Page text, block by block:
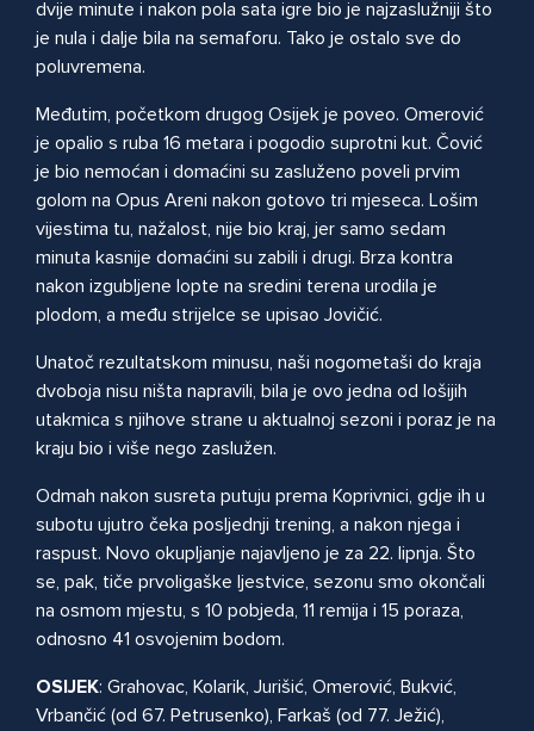
dvije minute i nakon pola sata igre bio je najzaslužniji što
je nula i dalje bila na semaforu. Tako je ostalo sve do
poluvremena.
Međutim, početkom drugog Osijek je poveo. Omerović
je opalio s ruba 16 metara i pogodio suprotni kut. Čović
je bio nemoćan i domaćini su zasluženo poveli prvim
golom na Opus Areni nakon gotovo tri mjeseca. Lošim
vijestima tu, nažalost, nije bio kraj, jer samo sedam
minuta kasnije domaćini su zabili i drugi. Brza kontra
nakon izgubljene lopte na sredini terena urodila je
plodom, a među strijelce se upisao Jovičić.
Unatoč rezultatskom minusu, naši nogometaši do kraja
dvoboja nisu ništa napravili, bila je ovo jedna od lošijih
utakmica s njihove strane u aktualnoj sezoni i poraz je na
kraju bio i više nego zaslužen.
Odmah nakon susreta putuju prema Koprivnici, gdje ih u
subotu ujutro čeka posljednji trening, a nakon njega i
raspust. Novo okupljanje najavljeno je za 22. lipnja. Što
se, pak, tiče prvoligaške ljestvice, sezonu smo okončali
na osmom mjestu, s 10 pobjeda, 11 remija i 15 poraza,
odnosno 41 osvojenim bodom.
OSIJEK: Grahovac, Kolarik, Jurišić, Omerović, Bukvić,
Vrbančić (od 67. Petrusenko), Farkaš (od 77. Ježić),